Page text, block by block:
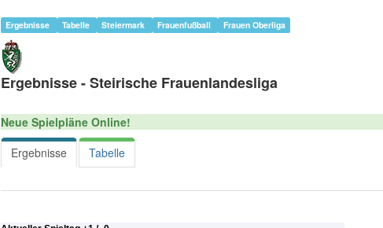
Ergebnisse Tabelle Steiermark Frauenfußball Frauen Oberliga
Ergebnisse - Steirische Frauenlandesliga
Neue Spielpläne Online!
Ergebnisse
Tabelle